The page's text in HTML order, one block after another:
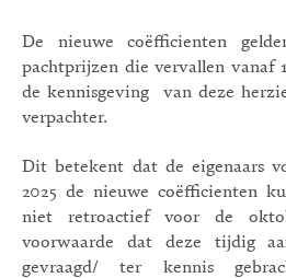
De nieuwe coëfficienten
pachtprijzen die vervallen vanaf
de kennisgeving
van deze
verpachter.
Dit betekent dat de eigenaars
2025 de nieuwe coëfficienten
niet retroactief voor de
voorwaarde dat deze tijdig
gevraagd/ ter kennis